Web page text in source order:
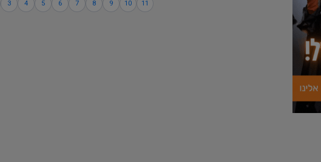
3 4 5 6 7 8 9 10 11